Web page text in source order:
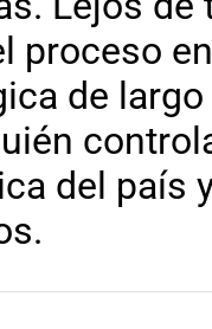
proceso
de
del país